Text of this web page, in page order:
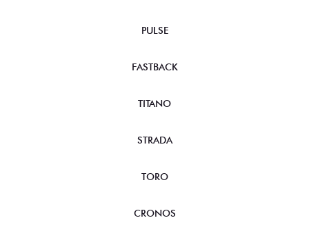
PULSE
FASTBACK
TITANO
STRADA
TORO
CRONOS